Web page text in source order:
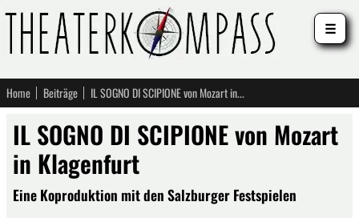
Home Beiträge IL SOGNO DI SCIPIONE von Mozart in Klagenfurt
IL SOGNO DI SCIPIONE von Mozart
in Klagenfurt
Eine Koproduktion mit den Salzburger Festspielen
☰